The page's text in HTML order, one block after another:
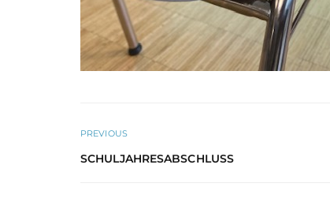
PREVIOUS
SCHULJAHRESABSCHLUSS